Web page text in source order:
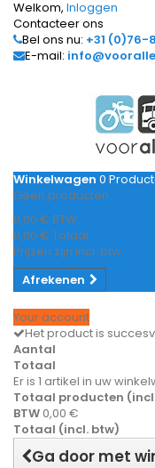
Welkom, Inloggen
Contacteer ons
Bel ons nu: +31 (0)76-
E-mail:
Winkelwagen 0
Geen producten
0,00 € BTW
0,00 € Totaal
Prijzen zijn incl. btw
Afrekenen
Your account
Het product is
Aantal
Totaal
Er is 1 artikel in uw
Totaal producten
BTW 0,00 €
Totaal (incl. btw)
Ga door met